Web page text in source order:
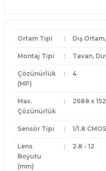
Ortam Tipi : Dış
Montaj Tipi : Tavan,
Çözünürlük
(MP)
: 4
Max.
Çözünürlük
: 2688 x
Sensör Tipi : 1/1.8 CMOS
Lens
Boyutu
(mm)
: 2.8 - 12